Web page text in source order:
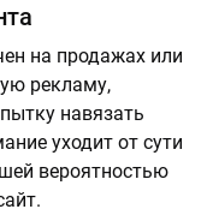
на продажах или
рекламу,
навязать
уходит от сути
вероятностью